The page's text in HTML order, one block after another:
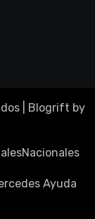
Blogrift by
Nacionales
Ayuda